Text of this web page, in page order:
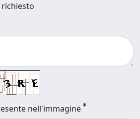
richiesto
nell'immagine